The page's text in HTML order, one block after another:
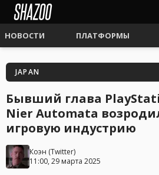
НОВОСТИ ПЛАТФОРМЫ
JAPAN
Бывший глава
Nier Automata
игровую индустрию
Коэн (Twitter)
11:00, 29 марта 2025